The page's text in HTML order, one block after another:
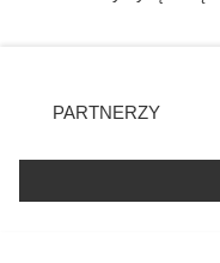
zmienić/wycofać
znajdujący się w
użytkownika, ale
przetwarzaniu.
PARTNERZY